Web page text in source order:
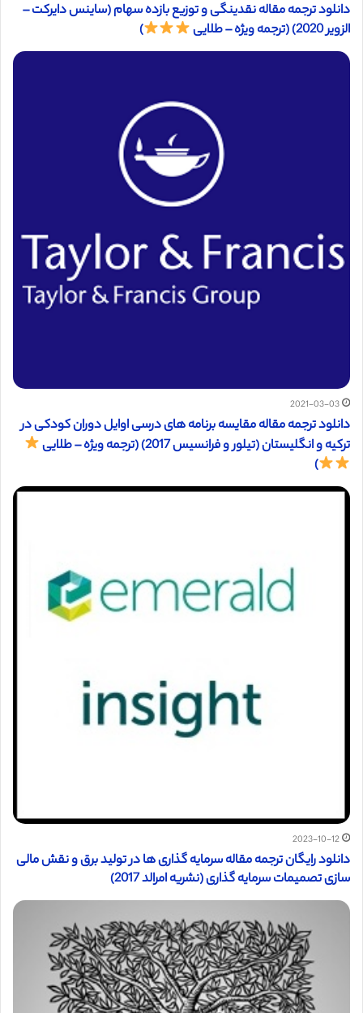
دانلود ترجمه مقاله نقدینگی و توزیع بازده سهام (ساینس دایرکت –
الزویر 2020) (ترجمه ویژه – طلایی
)
2021-03-03
دانلود ترجمه مقاله مقایسه برنامه های درسی اوایل دوران کودکی در
ترکیه و انگلیستان (تیلور و فرانسیس 2017) (ترجمه ویژه – طلایی
)
2023-10-12
دانلود رایگان ترجمه مقاله سرمایه گذاری ها در تولید برق و نقش مالی
سازی تصمیمات سرمایه گذاری (نشریه امرالد 2017)